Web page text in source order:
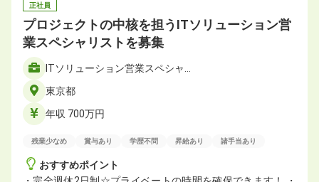
正社員
プロジェクトの中核を担うITソリューション営
業スペシャリストを募集
ITソリューション営業スペシャ…
東京都
年収 700万円
残業少なめ 賞与あり 学歴不問 昇給あり 諸手当あり
おすすめポイント